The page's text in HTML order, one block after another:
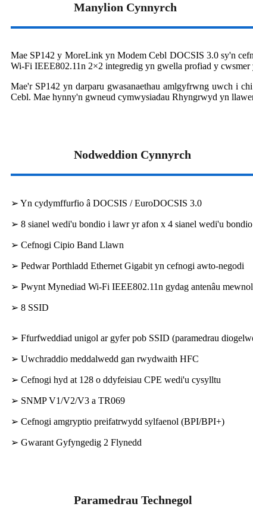
Manylion Cynnyrch
Mae SP142 y MoreLink yn Modem Cebl DOCSIS 3.0 sy'n
Wi-Fi IEEE802.11n 2×2 integredig yn gwella profiad y
Mae'r SP142 yn darparu gwasanaethau amlgyfrwng uwch i
Cebl. Mae hynny'n gwneud cymwysiadau Rhyngrwyd yn
Nodweddion Cynnyrch
➢ Yn cydymffurfio â DOCSIS / EuroDOCSIS 3.0
➢ 8 sianel wedi'u bondio i lawr yr afon x 4 sianel wedi'u
➢ Cefnogi Cipio Band Llawn
➢ Pedwar Porthladd Ethernet Gigabit yn cefnogi awto-negodi
➢ Pwynt Mynediad Wi-Fi IEEE802.11n gydag antenâu mewnol
➢ 8 SSID
➢ Ffurfweddiad unigol ar gyfer pob SSID (paramedrau
➢ Uwchraddio meddalwedd gan rwydwaith HFC
➢ Cefnogi hyd at 128 o ddyfeisiau CPE wedi'u cysylltu
➢ SNMP V1/V2/V3 a TR069
➢ Cefnogi amgryptio preifatrwydd sylfaenol (BPI/BPI+)
➢ Gwarant Gyfyngedig 2 Flynedd
Paramedrau Technegol